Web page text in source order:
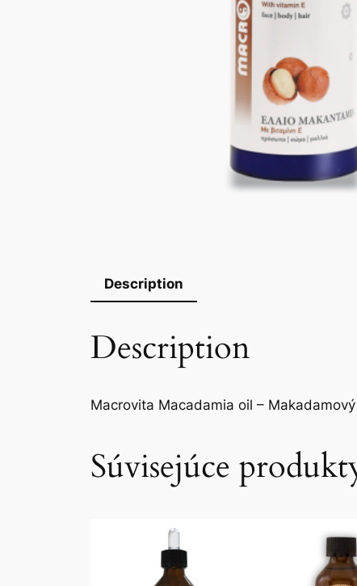
Description
Description
Macrovita Macadamia oil –
Súvisejúce